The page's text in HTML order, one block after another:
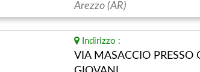
Arezzo (AR)
Indirizzo :
VIA MASACCIO PRESSO